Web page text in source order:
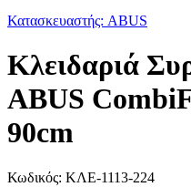
Κατασκευαστής: ABUS
Κλειδαριά
ABUS
90cm
Κωδικός: ΚΛΕ-1113-224